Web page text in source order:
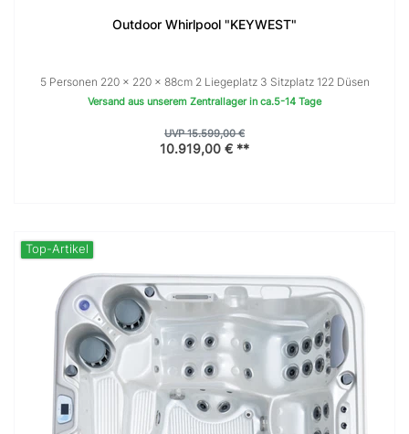
Outdoor Whirlpool "KEYWEST"
5 Personen 220 × 220 x 88cm 2 Liegeplatz 3 Sitzplatz 122 Düsen
Versand aus unserem Zentrallager in ca.5-14 Tage
UVP 15.599,00 €
10.919,00 € **
Top-Artikel